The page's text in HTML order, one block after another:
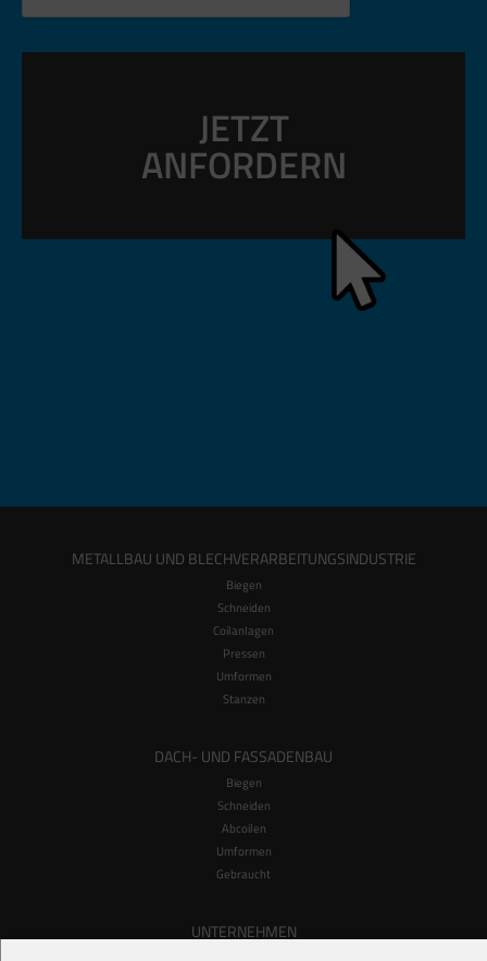
JETZT
ANFORDERN
METALLBAU UND BLECHVERARBEITUNGSINDUSTRIE
Biegen
Schneiden
Coilanlagen
Pressen
Umformen
Stanzen
DACH- UND FASSADENBAU
Biegen
Schneiden
Abcoilen
Umformen
Gebraucht
UNTERNEHMEN